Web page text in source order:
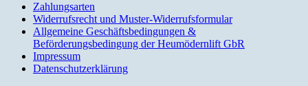
Zahlungsarten
Widerrufsrecht und Muster-Widerrufsformular
Allgemeine Geschäftsbedingungen &
Beförderungsbedingung der Heumödernlift GbR
Impressum
Datenschutzerklärung